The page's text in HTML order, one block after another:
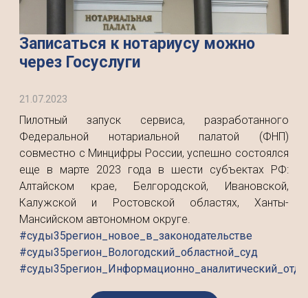
Записаться к нотариусу можно
через Госуслуги
21.07.2023
Пилотный запуск сервиса, разработанного
Федеральной нотариальной палатой (ФНП)
совместно с Минцифры России, успешно состоялся
еще в марте 2023 года в шести субъектах РФ:
Алтайском крае, Белгородской, Ивановской,
Калужской и Ростовской областях, Ханты-
Мансийском автономном округе.
#суды35регион_новое_в_законодательстве
#суды35регион_Вологодский_областной_суд